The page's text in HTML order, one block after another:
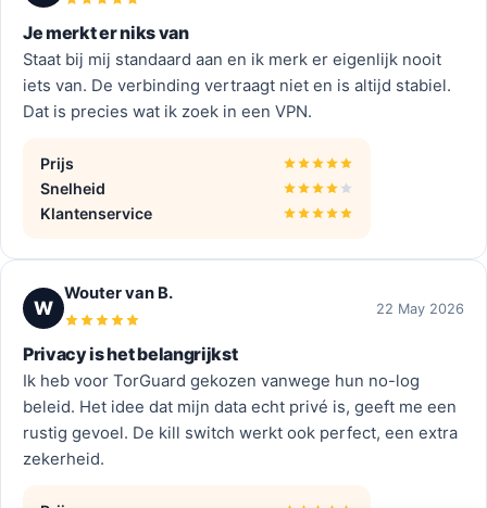
Je merkt er niks van
Staat bij mij standaard aan en ik merk er eigenlijk nooit
iets van. De verbinding vertraagt niet en is altijd stabiel.
Dat is precies wat ik zoek in een VPN.
Prijs
Snelheid
Klantenservice
W
Wouter van B.
22 May 2026
Privacy is het belangrijkst
Ik heb voor TorGuard gekozen vanwege hun no-log
beleid. Het idee dat mijn data echt privé is, geeft me een
rustig gevoel. De kill switch werkt ook perfect, een extra
zekerheid.